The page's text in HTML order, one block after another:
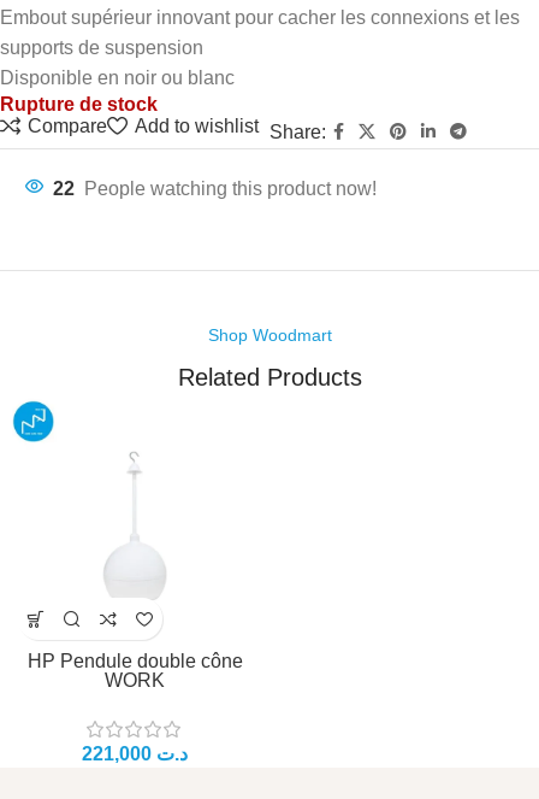
Embout supérieur innovant pour cacher les connexions et les
supports de suspension
Disponible en noir ou blanc
Rupture de stock
Compare
Add to wishlist Share:
22 People watching this product now!
Shop Woodmart
Related Products
HP Pendule double cône
WORK
د.ت